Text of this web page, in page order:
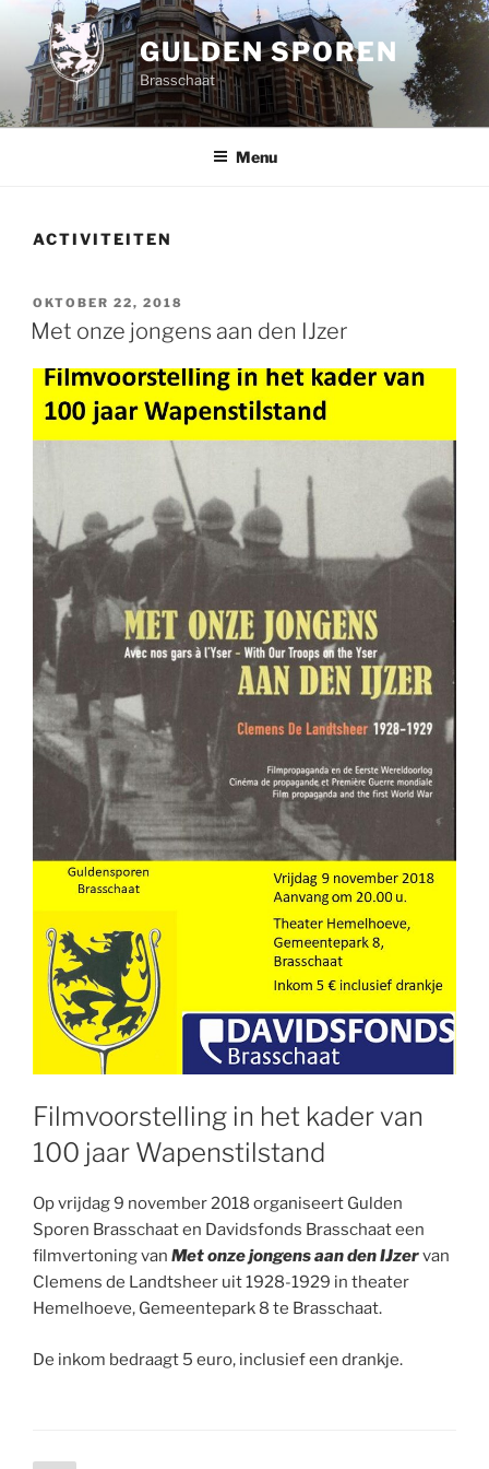
inhoud
GULDEN SPOREN
Brasschaat
Menu
ACTIVITEITEN
GEPLAATST
OP
OKTOBER 22, 2018
Met onze jongens aan den IJzer
Filmvoorstelling in het kader van
100 jaar Wapenstilstand
Op vrijdag 9 november 2018 organiseert Gulden
Sporen Brasschaat en Davidsfonds Brasschaat een
filmvertoning van Met onze jongens aan den IJzervan
Clemens de Landtsheer uit 1928-1929 in theater
Hemelhoeve, Gemeentepark 8 te Brasschaat.
De inkom bedraagt 5 euro, inclusief een drankje.